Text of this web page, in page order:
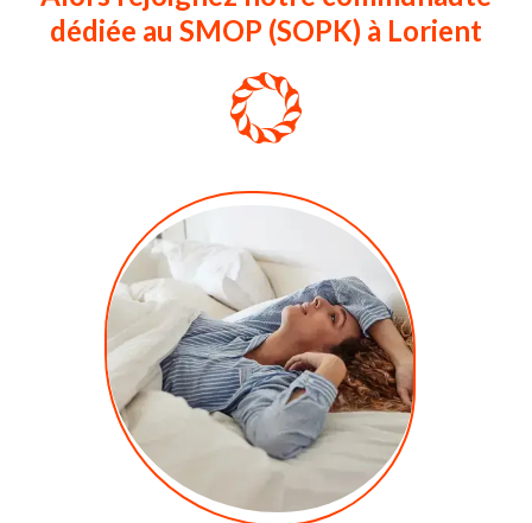
dédiée au SMOP (SOPK) à Lorient